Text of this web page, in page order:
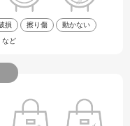
損 擦り傷 動かない
など